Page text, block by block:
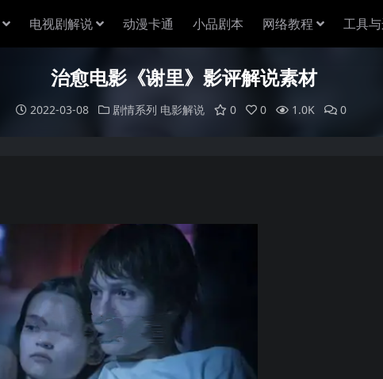
电视剧解说 动漫卡通 小品剧本 网络教程 工具
治愈电影《谢里》影评解说素材
2022-03-08 剧情系列 电影解说 0 0 1.0K 0